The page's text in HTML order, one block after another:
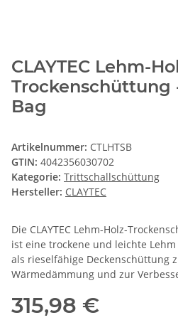
CLAYTEC Lehm-
Trockenschüttung
Bag
Artikelnummer: CTLHTSB
GTIN: 4042356030702
Kategorie: Trittschallschüttung
Hersteller: CLAYTEC
Die CLAYTEC Lehm-Holz-
ist eine trockene und leichte
als rieselfähige Deckenschüttung
Wärmedämmung und zur
315,98 €